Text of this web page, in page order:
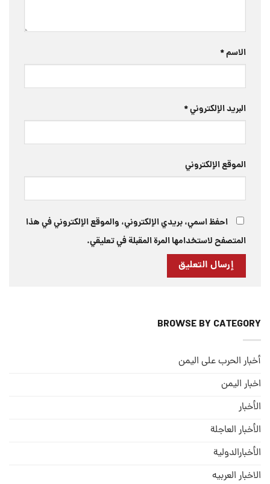
الاسم*
البريد الإلكتروني*
الموقع الإلكتروني
احفظ اسمي، بريدي الإلكتروني، والموقع الإلكتروني في هذا
المتصفح لاستخدامها المرة المقبلة في تعليقي.
BROWSE BY CATEGORY
أخبار الحرب على اليمن
اخبار اليمن
الأخبار
الأخبار العاجلة
الأخبارالدولية
الاخبار العربيه